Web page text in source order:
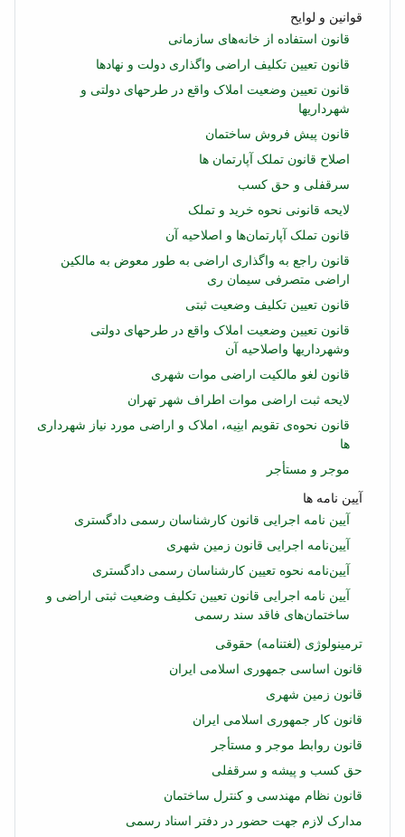
قوانین و لوایح
قانون استفاده از خانه‌های سازمانی
قانون تعیین تکلیف اراضی واگذاری دولت و نهادها
قانون تعیین وضعیت املاک واقع در طرحهای دولتی و
شهرداریها
قانون پیش فروش ساختمان
اصلاح قانون تملک آپارتمان‌ ها
سرقفلی و حق كسب
لایحه قانونی نحوه خرید و تملک
قانون تملک آپارتمان‌ها و اصلاحیه آن
قانون راجع به واگذاری اراضی به طور معوض به مالکین
اراضی متصرفی سیمان ری
قانون تعیین تكلیف وضعیت ثبتی
قانون تعیین وضعیت املاک واقع در طرحهای دولتی
وشهرداریها واصلاحیه آن
قانون لغو مالكیت اراضی موات شهری
لایحه ثبت اراضی موات اطراف شهر تهران
قانون نحوه‌ی تقویم ابنِیه، املاک و اراضی مورد نیاز شهرداری‌
ها
موجر و مستأجر
آیین نامه ها
آیین نامه اجرایی قانون کارشناسان رسمی دادگستری
آیین‌نامه اجرایی قانون زمین شهری
آیین‌نامه نحوه تعیین كارشناسان رسمی دادگستری
آیین نامه اجرایی قانون تعیین تکلیف وضعیت ثبتی اراضی و
ساختمان‌های فاقد سند رسمی
ترمینولوژی (لغتنامه) حقوقی
قانون اساسی جمهوری اسلامی ایران
قانون زمین شهری
قانون کار جمهوری اسلامی ایران
قانون روابط موجر و مستأجر
حق کسب و پیشه و سرقفلی
قانون نظام مهندسی و کنترل ساختمان
مدارک لازم جهت حضور در دفتر اسناد رسمی